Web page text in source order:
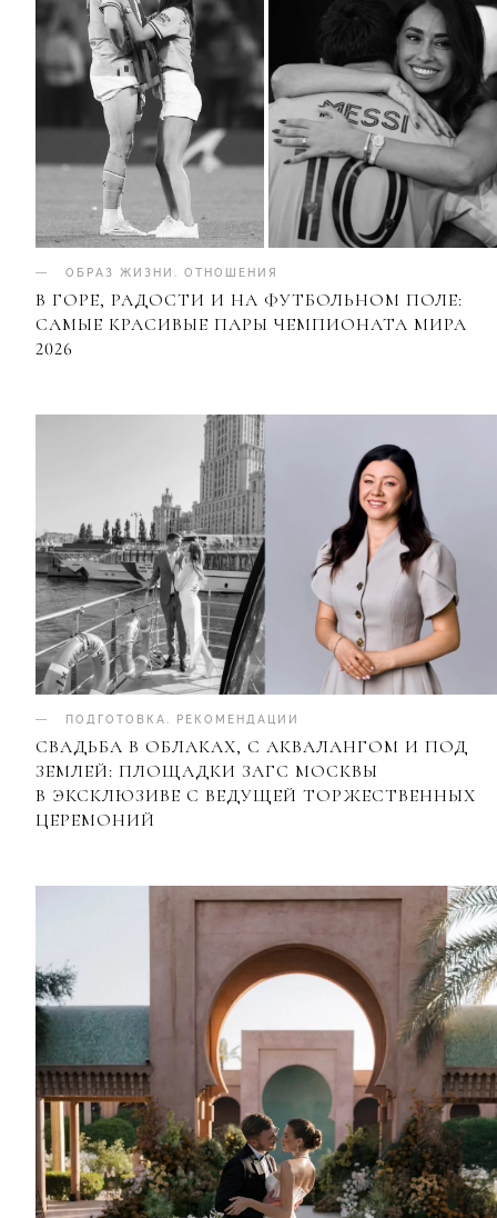
ОБРАЗ ЖИЗНИ ОТНОШЕНИЯ
В ГОРЕ, РАДОСТИ И НА ФУТБОЛЬНОМ ПОЛЕ:
САМЫЕ КРАСИВЫЕ ПАРЫ ЧЕМПИОНАТА МИРА
2026
ПОДГОТОВКА. РЕКОМЕНДАЦИИ
СВАДЬБА В ОБЛАКАХ, С АКВАЛАНГОМ И ПОД
ЗЕМЛЕЙ: ПЛОЩАДКИ ЗАГС МОСКВЫ
В ЭКСКЛЮЗИВЕ С ВЕДУЩЕЙ ТОРЖЕСТВЕННЫХ
ЦЕРЕМОНИЙ